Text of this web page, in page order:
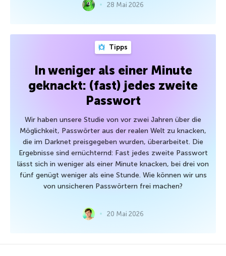
28 Mai 2026
Tipps
In weniger als einer Minute
geknackt: (fast) jedes zweite
Passwort
Wir haben unsere Studie von vor zwei Jahren über die
Möglichkeit, Passwörter aus der realen Welt zu knacken,
die im Darknet preisgegeben wurden, überarbeitet. Die
Ergebnisse sind ernüchternd: Fast jedes zweite Passwort
lässt sich in weniger als einer Minute knacken, bei drei von
fünf genügt weniger als eine Stunde. Wie können wir uns
von unsicheren Passwörtern frei machen?
20 Mai 2026